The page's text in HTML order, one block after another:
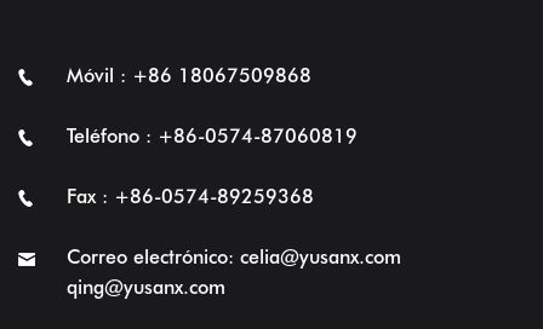
Móvil : +86 18067509868
Teléfono : +86-0574-87060819
Fax : +86-0574-89259368
Correo electrónico: celia@yusanx.com
qing@yusanx.com